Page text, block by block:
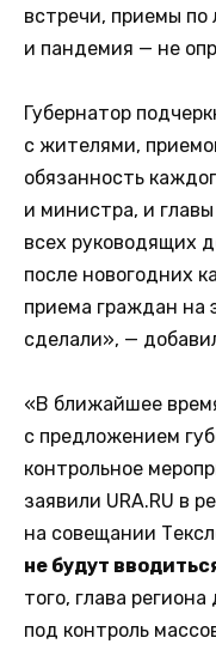
встречи, приемы
и пандемия — не
Губернатор
с жителями,
обязанность
и министра, и
всех руководящих
после новогодних
приема граждан на
сделали», —
«В ближайшее
с предложением
контрольное
заявили URA.RU в
на совещании
не будут
того, глава
под контроль